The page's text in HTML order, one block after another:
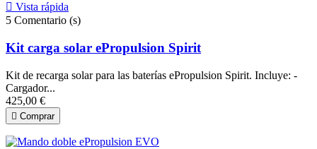
 Vista rápida
5 Comentario (s)
Kit carga solar ePropulsion Spirit
Kit de recarga solar para las baterías ePropulsion Spirit. Incluye: -
Cargador...
425,00 €
 Comprar